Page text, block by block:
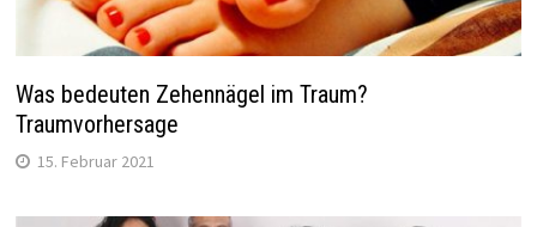
Was bedeuten Zehennägel im Traum?
Traumvorhersage
15. Februar 2021